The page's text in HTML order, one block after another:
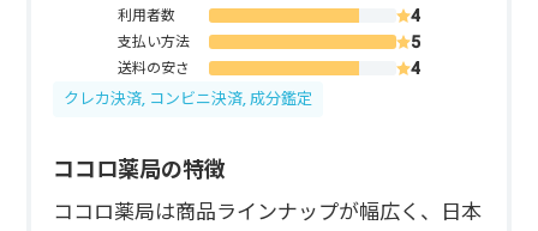
利用者数
支払い方法
送料の安さ
クレカ決済, コンビニ決済, 成分鑑定
ココロ薬局の特徴
ココロ薬局は商品ラインナップが幅広く、日本